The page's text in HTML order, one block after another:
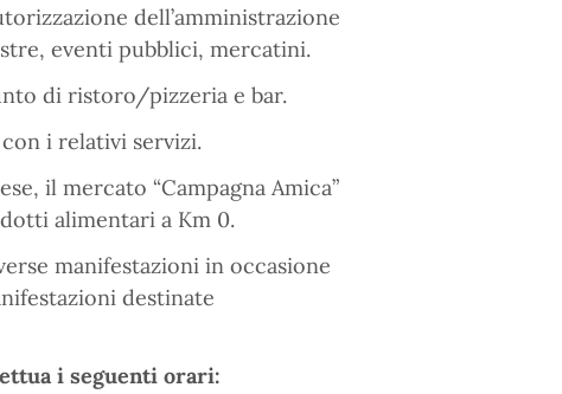
dell’amministrazione
eventi pubblici, mercatini.
di ristoro/pizzeria e bar.
i relativi servizi.
il mercato “Campagna Amica”
alimentari a Km 0.
manifestazioni in occasione
destinate
i seguenti orari: